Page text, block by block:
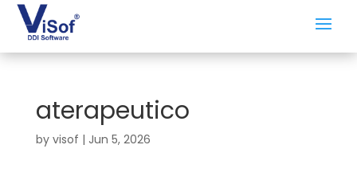
aterapeutico
by visof | Jun 5, 2026